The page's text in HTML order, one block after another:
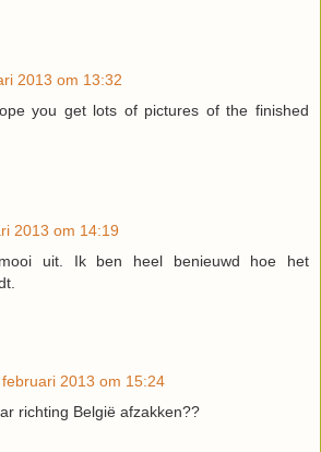
2013 om 13:32
you get lots of pictures of the finished
2013 om 14:19
uit. Ik ben heel benieuwd hoe het
februari 2013 om 15:24
richting België afzakken??